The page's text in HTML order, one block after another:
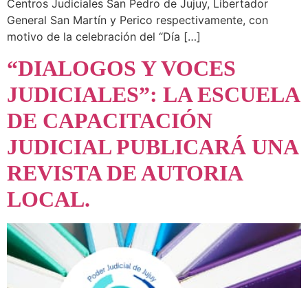
Centros Judiciales San Pedro de Jujuy, Libertador
General San Martín y Perico respectivamente, con
motivo de la celebración del “Día […]
“DIALOGOS Y VOCES
JUDICIALES”: LA ESCUELA
DE CAPACITACIÓN
JUDICIAL PUBLICARÁ UNA
REVISTA DE AUTORIA
LOCAL.